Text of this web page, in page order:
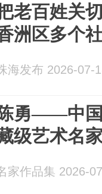
老百姓关
洲区多个
海发布 2026-07-
勇——中国
级艺术名
家作品集 2026-